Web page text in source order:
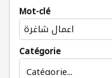
Mot-clé
Catégorie